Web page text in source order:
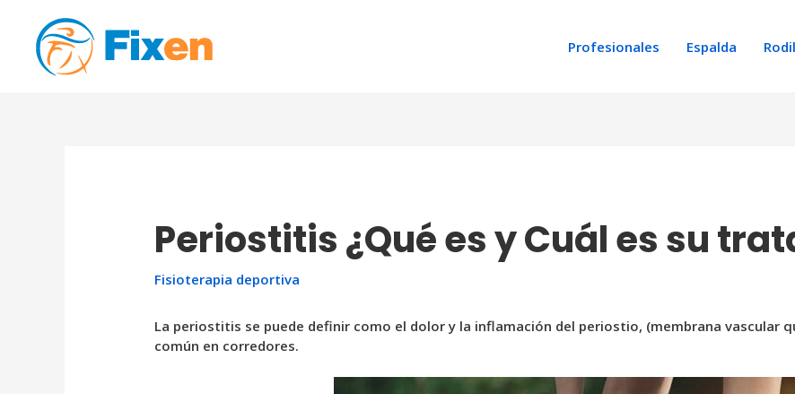
contenido
Profesionales Espalda
Periostitis ¿Qué es y Cuál es su
Fisioterapia deportiva
La periostitis se puede definir como el dolor y la inflamación del periostio, (membrana vascular
común en corredores.